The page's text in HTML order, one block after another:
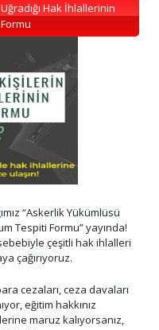
Hak İhlallerinin
“Askerlik Yükümlüsü
Tespiti Formu” yayında!
çeşitli hak ihlalleri
çağırıyoruz.
cezaları, ceza davaları
eğitim hakkınız
maruz kalıyorsanız,